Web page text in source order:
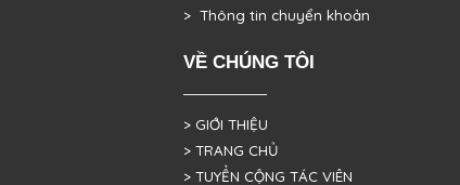
> Thông tin chuyển khoản
VỀ CHÚNG TÔI
> GIỚI THIỆU
> TRANG CHỦ
> TUYỂN CỘNG TÁC VIÊN